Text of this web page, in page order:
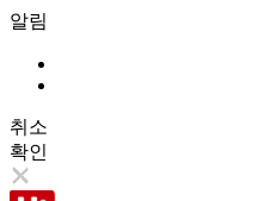
알림
취소
확인